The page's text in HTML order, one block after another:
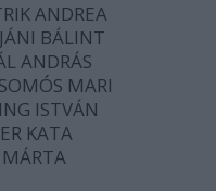
ANDREA
BÁLINT
ANDRÁS
MARI
ISTVÁN
KATA